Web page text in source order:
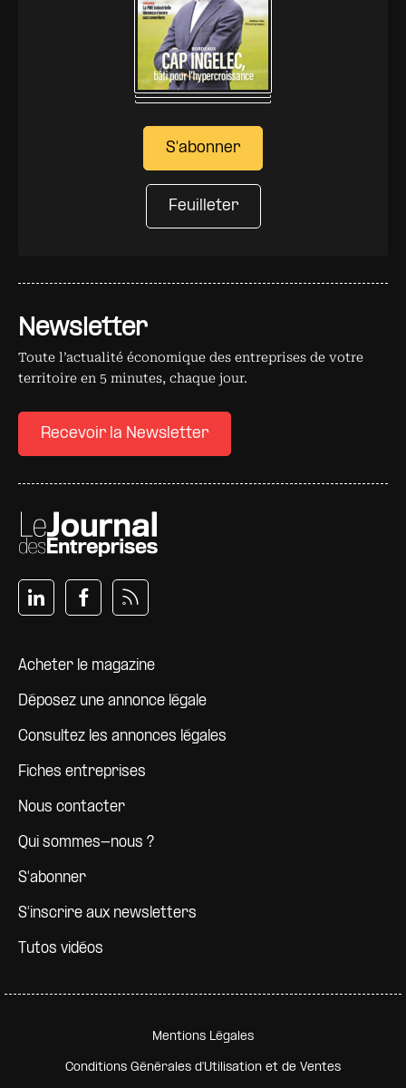
Newsletter
Toute l’actualité économique des entreprises de votre
territoire en 5 minutes, chaque jour.
Recevoir la Newsletter
Pied de page
Acheter le magazine
Déposez une annonce légale
Consultez les annonces légales
Fiches entreprises
Nous contacter
Qui sommes-nous ?
S'abonner
S'inscrire aux newsletters
Tutos vidéos
S'abonner
Feuilleter
Pied de page secondaire
Mentions Légales
Conditions Générales d'Utilisation et de Ventes